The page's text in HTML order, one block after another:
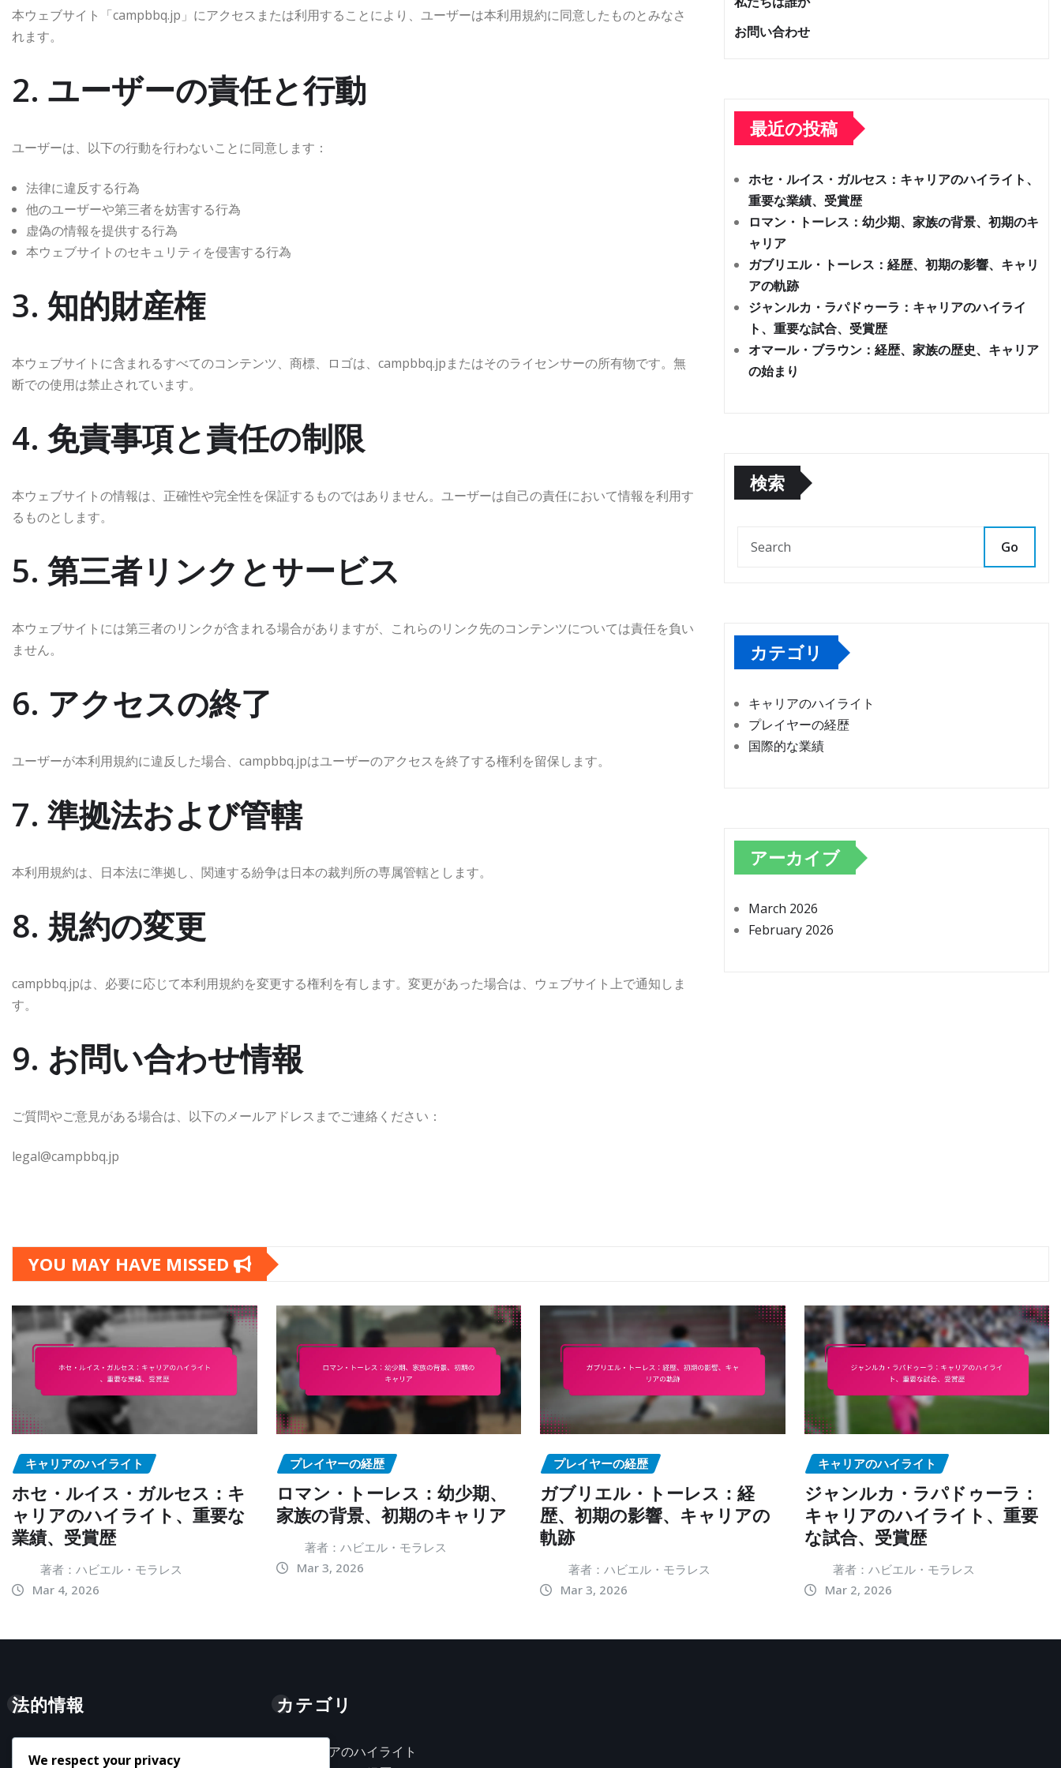
本ウェブサイト「campbbq.jp」にアクセスまたは利用することにより、ユーザーは本利用規約に同意したものとみなさ
れます。
2. ユーザーの責任と行動
ユーザーは、以下の行動を行わないことに同意します：
法律に違反する行為
他のユーザーや第三者を妨害する行為
虚偽の情報を提供する行為
本ウェブサイトのセキュリティを侵害する行為
3. 知的財産権
本ウェブサイトに含まれるすべてのコンテンツ、商標、ロゴは、campbbq.jpまたはそのライセンサーの所有物です。無
断での使用は禁止されています。
4. 免責事項と責任の制限
本ウェブサイトの情報は、正確性や完全性を保証するものではありません。ユーザーは自己の責任において情報を利用す
るものとします。
5. 第三者リンクとサービス
本ウェブサイトには第三者のリンクが含まれる場合がありますが、これらのリンク先のコンテンツについては責任を負い
ません。
6. アクセスの終了
ユーザーが本利用規約に違反した場合、campbbq.jpはユーザーのアクセスを終了する権利を留保します。
7. 準拠法および管轄
本利用規約は、日本法に準拠し、関連する紛争は日本の裁判所の専属管轄とします。
8. 規約の変更
campbbq.jpは、必要に応じて本利用規約を変更する権利を有します。変更があった場合は、ウェブサイト上で通知しま
す。
9. お問い合わせ情報
ご質問やご意見がある場合は、以下のメールアドレスまでご連絡ください：
legal@campbbq.jp
お問い合わせ
最近の投稿
ホセ・ルイス・ガルセス：キャリアのハイライト、
重要な業績、受賞歴
ロマン・トーレス：幼少期、家族の背景、初期のキ
ャリア
ガブリエル・トーレス：経歴、初期の影響、キャリ
アの軌跡
ジャンルカ・ラパドゥーラ：キャリアのハイライ
ト、重要な試合、受賞歴
オマール・ブラウン：経歴、家族の歴史、キャリア
の始まり
検索
Go
カテゴリ
キャリアのハイライト
プレイヤーの経歴
国際的な業績
アーカイブ
March 2026
February 2026
YOU MAY HAVE MISSED
キャリアのハイライト
ホセ・ルイス・ガルセス：キ
ャリアのハイライト、重要な
業績、受賞歴
著者：ハビエル・モラレス
Mar 4, 2026
プレイヤーの経歴
ロマン・トーレス：幼少期、
家族の背景、初期のキャリア
著者：ハビエル・モラレス
Mar 3, 2026
プレイヤーの経歴
ガブリエル・トーレス：経
歴、初期の影響、キャリアの
軌跡
著者：ハビエル・モラレス
Mar 3, 2026
キャリアのハイライト
ジャンルカ・ラパドゥーラ：
キャリアのハイライト、重要
な試合、受賞歴
著者：ハビエル・モラレス
Mar 2, 2026
法的情報
利用条件
カテゴリ
キャリアのハイライト
We respect your privacy